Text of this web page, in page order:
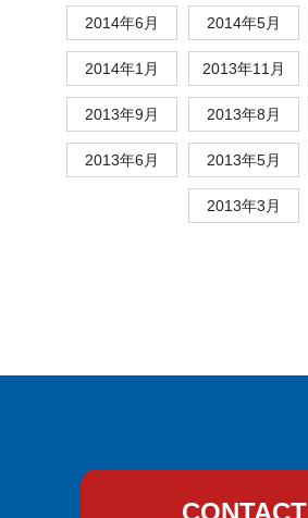
2014年6月 2014年5月
2014年1月 2013年11月
2013年9月 2013年8月
2013年6月 2013年5月
2013年3月
CONTACT